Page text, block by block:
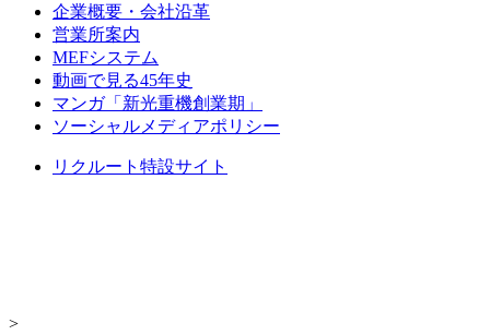
企業概要・会社沿革
営業所案内
MEFシステム
動画で見る45年史
マンガ「新光重機創業期」
ソーシャルメディアポリシー
リクルート特設サイト
>